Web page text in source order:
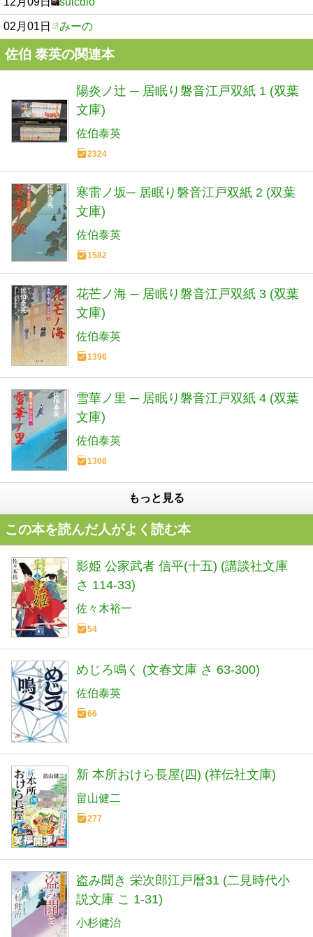
02月01日 みーの
佐伯 泰英の関連本
陽炎ノ辻 ─ 居眠り磐音江戸双紙 1 (双葉
文庫)
佐伯泰英
2324
寒雷ノ坂─ 居眠り磐音江戸双紙 2 (双葉
文庫)
佐伯泰英
1582
花芒ノ海 ─ 居眠り磐音江戸双紙 3 (双葉
文庫)
佐伯泰英
1396
雪華ノ里 ─ 居眠り磐音江戸双紙 4 (双葉
文庫)
佐伯泰英
1308
もっと見る
この本を読んだ人がよく読む本
影姫 公家武者 信平(十五) (講談社文庫
さ 114-33)
佐々木裕一
54
めじろ鳴く (文春文庫 さ 63-300)
佐伯泰英
66
新 本所おけら長屋(四) (祥伝社文庫)
畠山健二
277
盗み聞き 栄次郎江戸暦31 (二見時代小
説文庫 こ 1-31)
小杉健治